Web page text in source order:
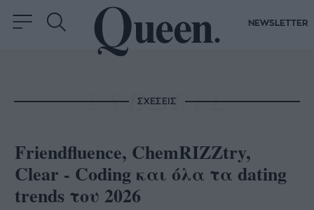
NEWSLETTER
ΣΧΕΣΕΙΣ
Friendfluence, ChemRIZZtry,
Clear - Coding και όλα τα dating
trends του 2026